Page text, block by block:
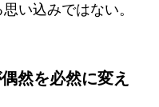
い込みではない。
然を必然に変え